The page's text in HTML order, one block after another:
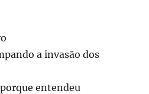
a invasão dos
entendeu